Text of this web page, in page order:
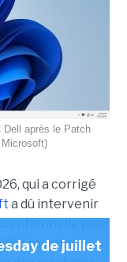
de juillet
Dell après le Patch
qui a corrigé
a dû intervenir
touchant